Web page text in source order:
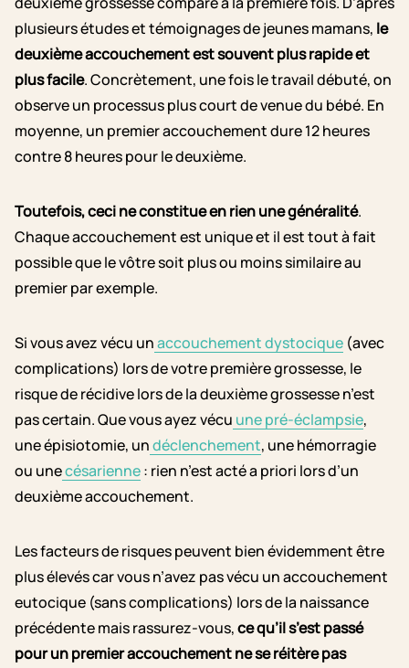
plusieurs études et témoignages de jeunes mamans, le
deuxième accouchement est souvent plus rapide et
plus facile. Concrètement, une fois le travail débuté, on
observe un processus plus court de venue du bébé. En
moyenne, un premier accouchement dure 12 heures
contre 8 heures pour le deuxième.
Toutefois, ceci ne constitue en rien une généralité.
Chaque accouchement est unique et il est tout à fait
possible que le vôtre soit plus ou moins similaire au
premier par exemple.
Si vous avez vécu unaccouchement dystocique (avec
complications) lors de votre première grossesse, le
risque de récidive lors de la deuxième grossesse n’est
pas certain. Que vous ayez vécu une pré-éclampsie,
une épisiotomie, undéclenchement, une hémorragie
ou unecésarienne: rien n’est acté a priori lors d’un
deuxième accouchement.
Les facteurs de risques peuvent bien évidemment être
plus élevés car vous n’avez pas vécu un accouchement
eutocique (sans complications) lors de la naissance
précédente mais rassurez-vous,ce qu’il s’est passé
pour un premier accouchement ne se réitère pas